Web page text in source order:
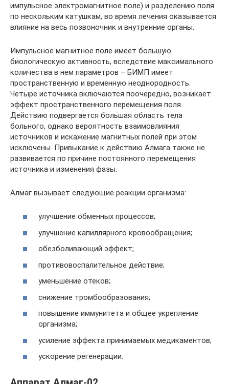
импульсное электромагнитное поле) и разделению поля
по нескольким катушкам, во время лечения оказывается
влияние на весь позвоночник и внутренние органы.
Импульсное магнитное поле имеет большую
биологическую активность, вследствие максимального
количества в нем параметров – БИМП имеет
пространственную и временную неоднородность.
Четыре источника включаются поочередно, возникает
эффект пространственного перемещения поля.
Действию подвергается большая область тела
больного, однако вероятность взаимовлияния
источников и искажение магнитных полей при этом
исключены. Привыкание к действию Алмага также не
развивается по причине постоянного перемещения
источника и изменения фазы.
Алмаг вызывает следующие реакции организма:
улучшение обменных процессов;
улучшение капиллярного кровообращения;
обезболивающий эффект;
противовоспалительное действие;
уменьшение отеков;
снижение тромбообразования;
повышение иммунитета и общее укрепление
организма;
усиление эффекта принимаемых медикаментов;
ускорение регенерации.